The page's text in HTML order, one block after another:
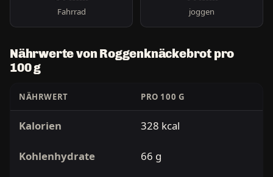
Fahrrad joggen
Nährwerte von Roggenknäckebrot pro
100 g
NÄHRWERT PRO 100 G
Kalorien 328 kcal
Kohlenhydrate 66 g